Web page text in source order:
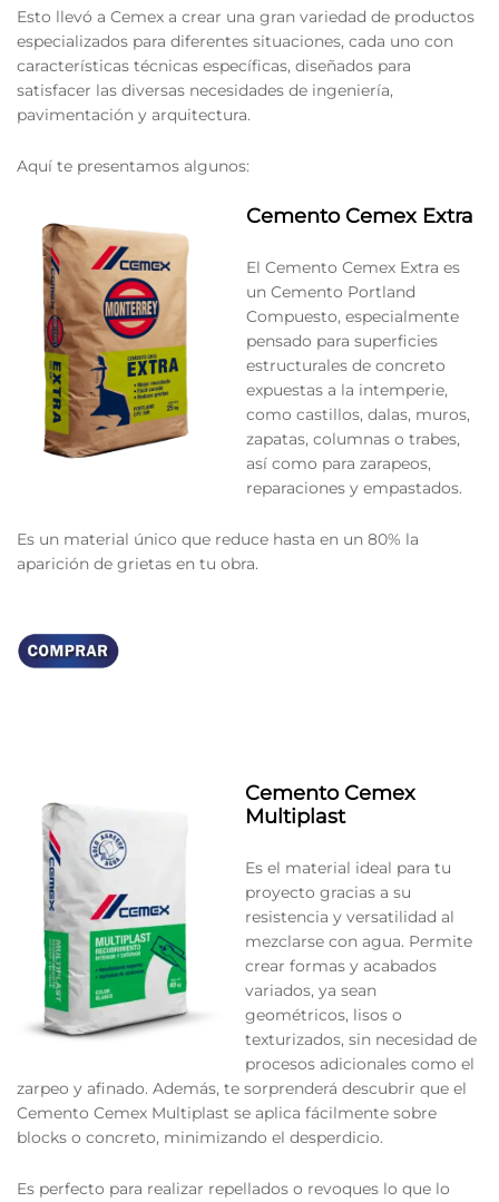
Esto llevó a Cemex a crear una gran variedad de productos
especializados para diferentes situaciones, cada uno con
características técnicas específicas, diseñados para
satisfacer las diversas necesidades de ingeniería,
pavimentación y arquitectura.
Aquí te presentamos algunos:
Cemento Cemex Extra
El Cemento Cemex Extra es
un Cemento Portland
Compuesto, especialmente
pensado para superficies
estructurales de concreto
expuestas a la intemperie,
como castillos, dalas, muros,
zapatas, columnas o trabes,
así como para zarapeos,
reparaciones y empastados.
Es un material único que reduce hasta en un 80% la
aparición de grietas en tu obra.
Cemento Cemex
Multiplast
Es el material ideal para tu
proyecto gracias a su
resistencia y versatilidad al
mezclarse con agua. Permite
crear formas y acabados
variados, ya sean
geométricos, lisos o
texturizados, sin necesidad de
procesos adicionales como el
zarpeo y afinado. Además, te sorprenderá descubrir que el
Cemento Cemex Multiplast se aplica fácilmente sobre
blocks o concreto, minimizando el desperdicio.
Es perfecto para realizar repellados o revoques lo que lo